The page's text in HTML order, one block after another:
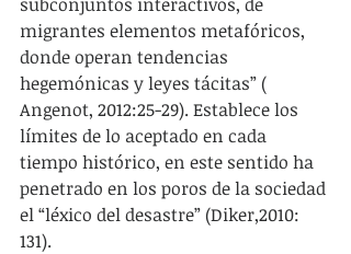
migrantes elementos metafóricos,
donde operan tendencias
hegemónicas y leyes tácitas” (
Angenot, 2012:25-29). Establece los
límites de lo aceptado en cada
tiempo histórico, en este sentido ha
penetrado en los poros de la sociedad
el “léxico del desastre” (Diker,2010:
131).